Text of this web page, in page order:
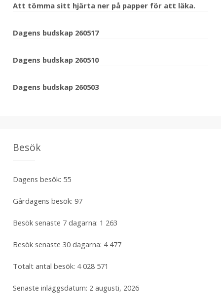
Att tömma sitt hjärta ner på papper för att läka.
Dagens budskap 260517
Dagens budskap 260510
Dagens budskap 260503
Besök
Dagens besök: 55
Gårdagens besök: 97
Besök senaste 7 dagarna: 1 263
Besök senaste 30 dagarna: 4 477
Totalt antal besök: 4 028 571
Senaste inläggsdatum: 2 augusti, 2026